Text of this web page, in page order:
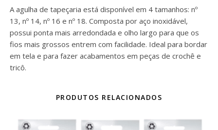
A agulha de tapeçaria está disponível em 4 tamanhos: nº
13, nº 14, nº 16 e nº 18. Composta por aço inoxidável,
possui ponta mais arredondada e olho largo para que os
fios mais grossos entrem com facilidade. Ideal para bordar
em tela e para fazer acabamentos em peças de crochê e
tricô.
PRODUTOS RELACIONADOS